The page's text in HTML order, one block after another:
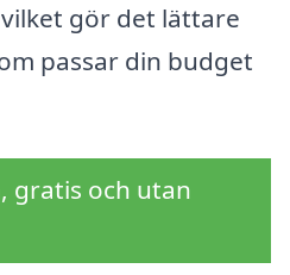
gör det lättare
passar din budget
gratis och utan